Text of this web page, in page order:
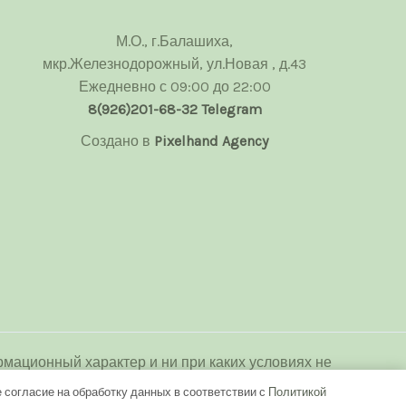
М.О., г.Балашиха,
мкр.Железнодорожный, ул.Новая , д.43
Ежедневно с 09:00 до 22:00
8(926)201-68-32 Telegram
Создано в Pixelhand Agency
характер и ни при каких условиях не
Российской Федерации.
на обработку данных в соответствии с Политикой